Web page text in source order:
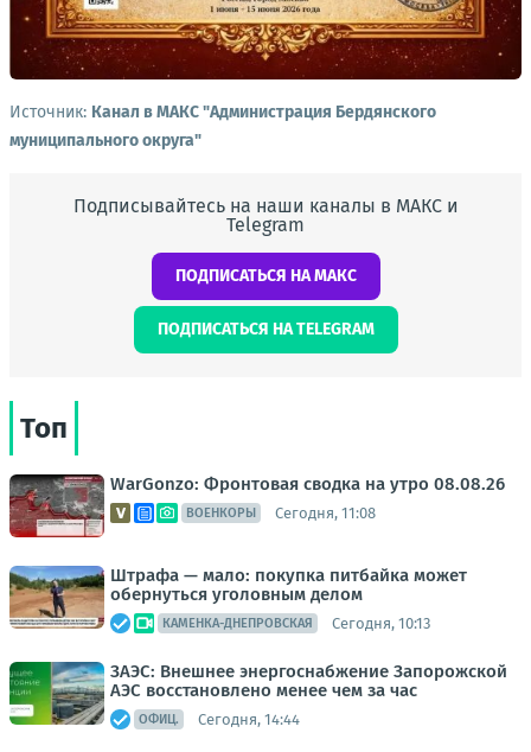
Источник: Канал в МАКС "Администрация Бердянского
муниципального округа"
Подписывайтесь на наши каналы в МАКС и
Telegram
ПОДПИСАТЬСЯ НА МАКС
ПОДПИСАТЬСЯ НА TELEGRAM
Топ
WarGonzo: Фронтовая сводка на утро 08.08.26
ВОЕНКОРЫ Сегодня, 11:08
Штрафа — мало: покупка питбайка может
обернуться уголовным делом
КАМЕНКА-ДНЕПРОВСКАЯ Сегодня, 10:13
ЗАЭС: Внешнее энергоснабжение Запорожской
АЭС восстановлено менее чем за час
ОФИЦ. Сегодня, 14:44